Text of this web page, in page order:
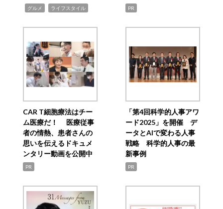
グルメ ライフスタイル PR
CAR T細胞療法はチー
ム医療だ！ 医療従事
者の情熱、患者さんの
思いを伝えるドキュメ
ンタリー動画を公開中
PR
「第4回科学的人事アワ
ード2025」を開催 デ
ータとAIで変わる人事
戦略 科学的人事の最
新事例
PR